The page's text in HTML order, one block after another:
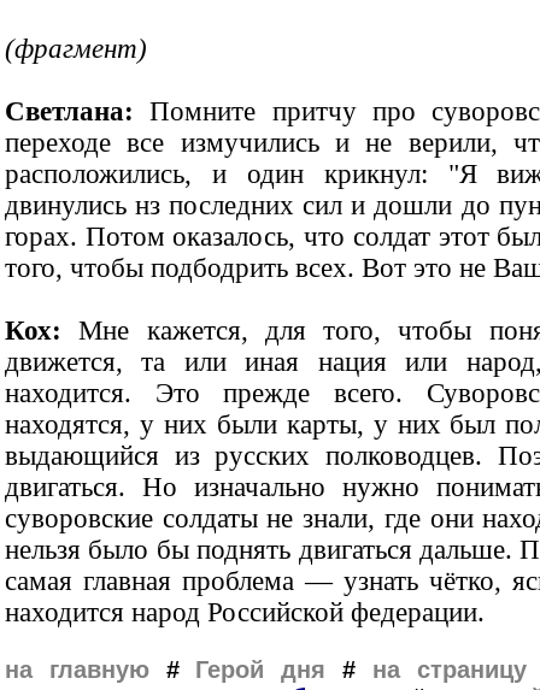
(фрагмент)
Светлана: Помните притчу про
переходе все измучились и не верили,
расположились, и один крикнул: "Я
двинулись нз последних сил и дошли до
горах. Потом оказалось, что солдат этот
того, чтобы подбодрить всех. Вот это не
Кох: Мне кажется, для того, чтобы
движется, та или иная нация или
находится. Это прежде всего.
находятся, у них были карты, у них был
выдающийся из русских полководцев.
двигаться. Но изначально нужно
суворовские солдаты не знали, где они
нельзя было бы поднять двигаться дальше.
самая главная проблема — узнать чётко,
находится народ Российской федерации.
на главную# Герой дня # на страницу